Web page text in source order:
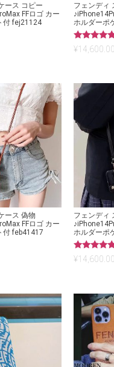
ース コピー
FFロゴ カー
付 fej21124
フェンディ
ホルダーポ
5段階中
5.00
¥14,600.00
ース 偽物
FFロゴ カー
付 feb41417
フェンディ
ホルダーポ
5段階中
5.00
¥14,600.00